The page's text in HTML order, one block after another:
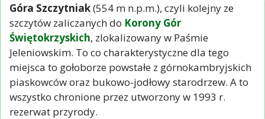
Góra Szczytniak(554 m n.p.m.), czyli kolejny ze
szczytów zaliczanych do Korony Gór
Świętokrzyskich, zlokalizowany w Paśmie
Jeleniowskim. To co charakterystyczne dla tego
miejsca to gołoborze powstałe z górnokambryjskich
piaskowców oraz bukowo-jodłowy starodrzew. A to
wszystko chronione przez utworzony w 1993 r.
rezerwat przyrody.